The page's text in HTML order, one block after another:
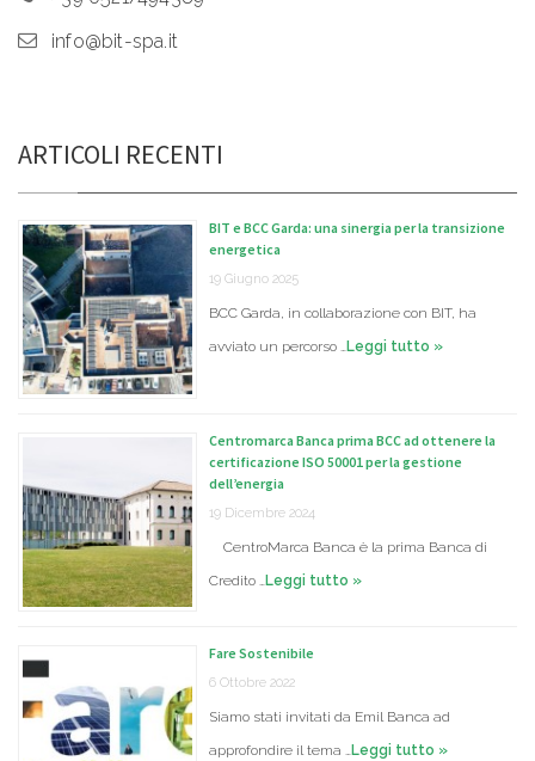
info@bit-spa.it
ARTICOLI RECENTI
BIT e BCC Garda: una sinergia per la transizione
energetica
19 Giugno 2025
BCC Garda, in collaborazione con BIT, ha
avviato un percorso …Leggi tutto »
Centromarca Banca prima BCC ad ottenere la
certificazione ISO 50001 per la gestione
dell’energia
19 Dicembre 2024
CentroMarca Banca è la prima Banca di
Credito …Leggi tutto »
Fare Sostenibile
6 Ottobre 2022
Siamo stati invitati da Emil Banca ad
approfondire il tema …Leggi tutto »